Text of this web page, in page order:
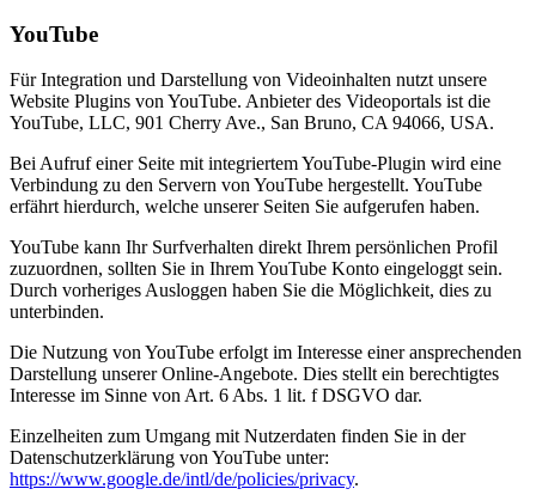
YouTube
Für Integration und Darstellung von Videoinhalten nutzt unsere
Website Plugins von YouTube. Anbieter des Videoportals ist die
YouTube, LLC, 901 Cherry Ave., San Bruno, CA 94066, USA.
Bei Aufruf einer Seite mit integriertem YouTube-Plugin wird eine
Verbindung zu den Servern von YouTube hergestellt. YouTube
erfährt hierdurch, welche unserer Seiten Sie aufgerufen haben.
YouTube kann Ihr Surfverhalten direkt Ihrem persönlichen Profil
zuzuordnen, sollten Sie in Ihrem YouTube Konto eingeloggt sein.
Durch vorheriges Ausloggen haben Sie die Möglichkeit, dies zu
unterbinden.
Die Nutzung von YouTube erfolgt im Interesse einer ansprechenden
Darstellung unserer Online-Angebote. Dies stellt ein berechtigtes
Interesse im Sinne von Art. 6 Abs. 1 lit. f DSGVO dar.
Einzelheiten zum Umgang mit Nutzerdaten finden Sie in der
Datenschutzerklärung von YouTube unter:
https://www.google.de/intl/de/policies/privacy.